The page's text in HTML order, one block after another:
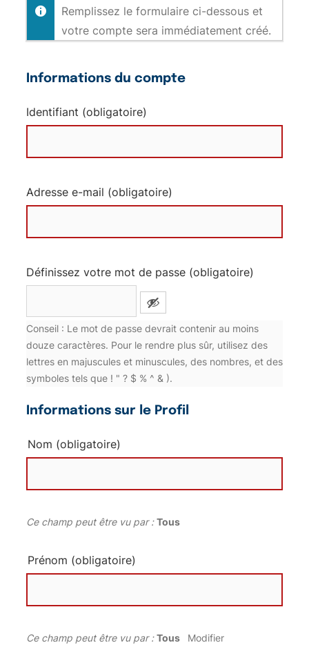
Remplissez le formulaire ci-dessous et
votre compte sera immédiatement créé.
Informations du compte
Identifiant (obligatoire)
Adresse e-mail (obligatoire)
Définissez votre mot de passe (obligatoire)
Conseil : Le mot de passe devrait contenir au moins
douze caractères. Pour le rendre plus sûr, utilisez des
lettres en majuscules et minuscules, des nombres, et des
symboles tels que ! " ? $ % ^ & ).
Informations sur le Profil
Nom (obligatoire)
Ce champ peut être vu par :Tous
Prénom (obligatoire)
Ce champ peut être vu par :Tous Modifier